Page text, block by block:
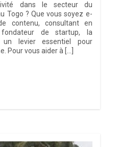
dans le secteur du
Togo ? Que vous soyez e-
contenu, consultant en
de startup, la
levier essentiel pour
Pour vous aider à […]